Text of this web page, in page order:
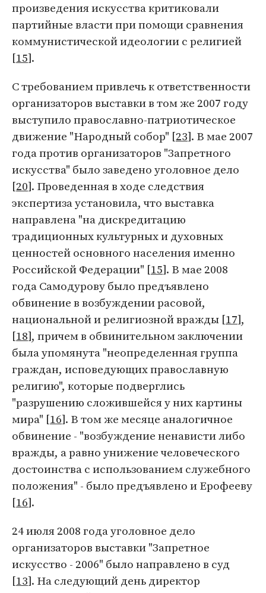
произведения искусства критиковали
партийные власти при помощи сравнения
коммунистической идеологии с религией
[15].
С требованием привлечь к ответственности
организаторов выставки в том же 2007 году
выступило православно-патриотическое
движение "Народный собор" [23]. В мае 2007
года против организаторов "Запретного
искусства" было заведено уголовное дело
[20]. Проведенная в ходе следствия
экспертиза установила, что выставка
направлена "на дискредитацию
традиционных культурных и духовных
ценностей основного населения именно
Российской Федерации" [15]. В мае 2008
года Самодурову было предъявлено
обвинение в возбуждении расовой,
национальной и религиозной вражды [17],
[18], причем в обвинительном заключении
была упомянута "неопределенная группа
граждан, исповедующих православную
религию", которые подверглись
"разрушению сложившейся у них картины
мира" [16]. В том же месяце аналогичное
обвинение - "возбуждение ненависти либо
вражды, а равно унижение человеческого
достоинства с использованием служебного
положения" - было предъявлено и Ерофееву
[16].
24 июля 2008 года уголовное дело
организаторов выставки "Запретное
искусство - 2006" было направлено в суд
[13]. На следующий день директор